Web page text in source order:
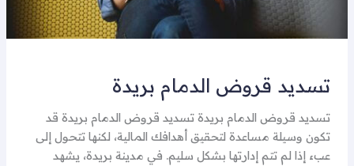
تسديد قروض الدمام بريدة
تسديد قروض الدمام بريدة تسديد قروض الدمام بريدة قد
تكون وسيلة مساعدة لتحقيق أهدافك المالية، لكنها تتحول إلى
عبء إذا لم تتم إدارتها بشكل سليم. في مدينة بريدة، يشهد